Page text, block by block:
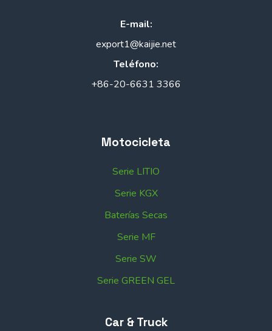
E-mail:
export1@kaijie.net
Teléfono:
+86-20-6631 3366
Motocicleta
Serie LITIO
Serie KGX
Baterías Secas
Serie MF
Serie SW
Serie GREEN GEL
Car & Truck